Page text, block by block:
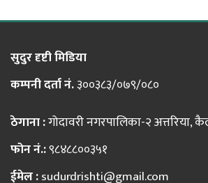
सुदुर दृष्टी मिडिया
कम्पनी दर्ता नं.३००३८३/०७९/०८०
ठेगाना :गोदावरी नगरपालिका-२ अत्तरिया,
फोन नं.:९८४८८००३५१
ईमेल :sudurdrishti@gmail.com